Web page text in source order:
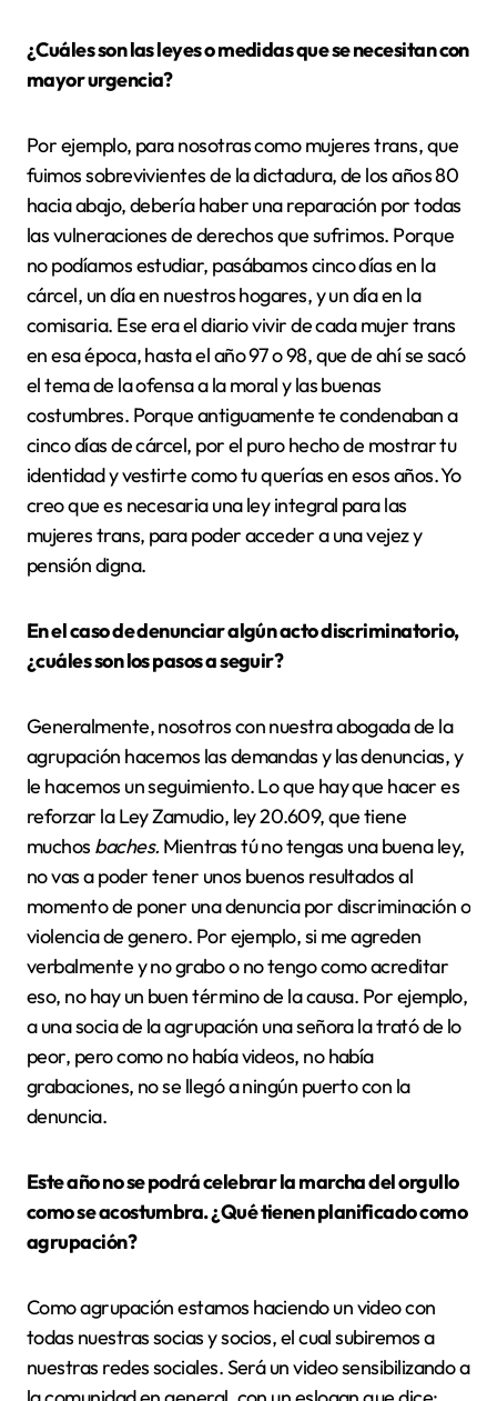
¿Cuáles son las leyes o medidas que se necesitan con
mayor urgencia?
Por ejemplo, para nosotras como mujeres trans, que
fuimos sobrevivientes de la dictadura, de los años 80
hacia abajo, debería haber una reparación por todas
las vulneraciones de derechos que sufrimos. Porque
no podíamos estudiar, pasábamos cinco días en la
cárcel, un día en nuestros hogares, y un día en la
comisaria. Ese era el diario vivir de cada mujer trans
en esa época, hasta el año 97 o 98, que de ahí se sacó
el tema de la ofensa a la moral y las buenas
costumbres. Porque antiguamente te condenaban a
cinco días de cárcel, por el puro hecho de mostrar tu
identidad y vestirte como tu querías en esos años. Yo
creo que es necesaria una ley integral para las
mujeres trans, para poder acceder a una vejez y
pensión digna.
En el caso de denunciar algún acto discriminatorio,
¿cuáles son los pasos a seguir?
Generalmente, nosotros con nuestra abogada de la
agrupación hacemos las demandas y las denuncias, y
le hacemos un seguimiento. Lo que hay que hacer es
reforzar la Ley Zamudio, ley 20.609, que tiene
muchos baches. Mientras tú no tengas una buena ley,
no vas a poder tener unos buenos resultados al
momento de poner una denuncia por discriminación o
violencia de genero. Por ejemplo, si me agreden
verbalmente y no grabo o no tengo como acreditar
eso, no hay un buen término de la causa. Por ejemplo,
a una socia de la agrupación una señora la trató de lo
peor, pero como no había videos, no había
grabaciones, no se llegó a ningún puerto con la
denuncia.
Este año no se podrá celebrar la marcha del orgullo
como se acostumbra. ¿Qué tienen planificado como
agrupación?
Como agrupación estamos haciendo un video con
todas nuestras socias y socios, el cual subiremos a
nuestras redes sociales. Será un video sensibilizando a